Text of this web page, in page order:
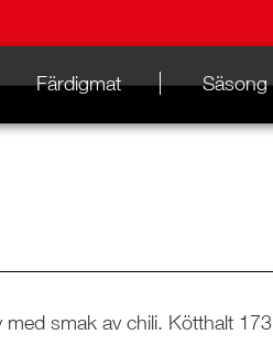
Färdigmat Säsong
med smak av chili. Kötthalt 173